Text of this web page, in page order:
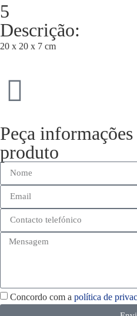
5
Descrição:
20 x 20 x 7 cm
Peça informações
produto
Concordo com a política de